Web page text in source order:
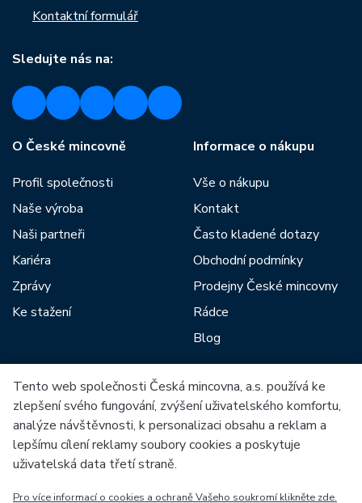
Kontaktní formulář
Sledujte nás na:
O České mincovně
Profil společnosti
Naše výroba
Naši partneři
Kariéra
Zprávy
Ke stažení
Informace o nákupu
Vše o nákupu
Kontakt
Často kladené dotazy
Obchodní podmínky
Prodejny České mincovny
Rádce
Blog
Mezi naše partnery patří:
Evropská unie
Tento web společnosti Česká mincovna, a.s. používá ke
zlepšení svého fungování, zvýšení uživatelského komfortu,
analýze návštěvnosti, k personalizaci obsahu a reklam a
lepšímu cílení reklamy soubory cookies a poskytuje
uživatelská data třetí straně.
Pro více informací o cookies a ochraně Vašeho soukromí klikněte zde.